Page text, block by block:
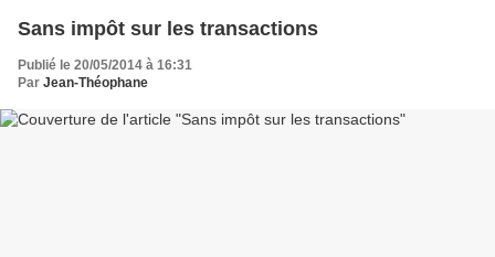
Sans impôt sur les transactions
Publié le 20/05/2014 à 16:31
Par Jean-Théophane